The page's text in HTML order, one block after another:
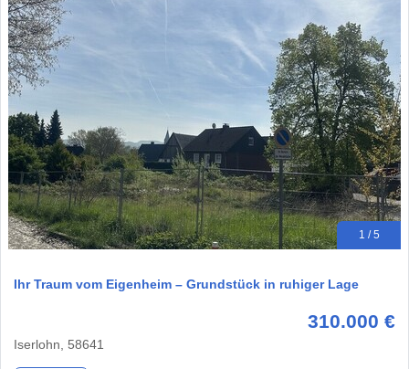
1 / 5
Ihr Traum vom Eigenheim – Grundstück in ruhiger Lage
310.000 €
Iserlohn, 58641